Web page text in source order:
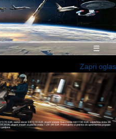
☰
Zapri oglas